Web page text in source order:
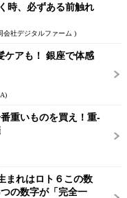
時、必ずある前触れ
会社デジタルファーム )
ケアも！ 銀座で体感
重いものを買え！重-
まれはロト６この数
の数字が「完全一